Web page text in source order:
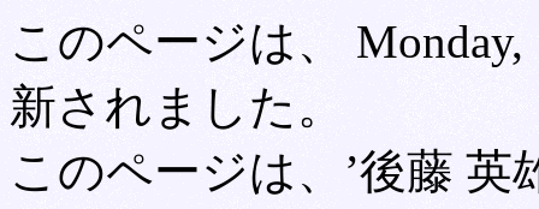
このページは、 Monday,
新されました。
このページは、’後藤 英